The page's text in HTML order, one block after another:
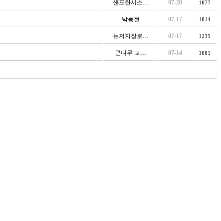
샌프란시스… 07-20 1077
박동현 07-17 1014
뉴저지장로… 07-17 1235
큰나무 교… 07-14 1081